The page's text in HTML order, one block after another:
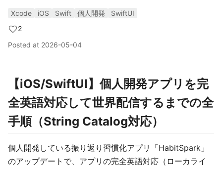
Xcode iOS Swift 個人開発
SwiftUI
2
Posted at 2026-05-04
【iOS/SwiftUI】個人開発アプリを完
全英語対応して世界配信するまでの全
手順（String Catalog対応）
個人開発している振り返り習慣化アプリ「HabitSpark」
のアップデートで、アプリの完全英語対応（ローカライ